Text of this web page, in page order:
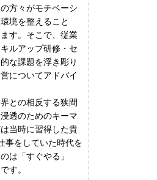
方々がモチベーシ
境を整えること
す。そこで、従業
ルアップ研修・セ
な課題を浮き彫り
についてアドバイ
との相反する狭間
透のためのキーマ
当時に習得した貴
事をしていた時代を
は「すぐやる」
す。